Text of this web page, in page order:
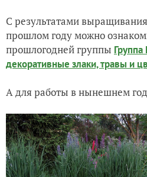
С результатами
прошлом году можно
прошлогодней группы
декоративные злаки, травы и
А для работы в нынешнем